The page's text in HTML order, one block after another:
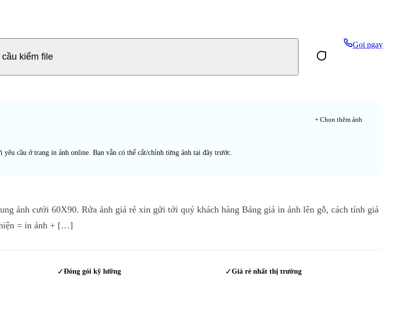
kiểm file
Gọi ngay
+ Chọn thêm ảnh
cầu ở trang in ảnh online. Bạn vẫn có thể cắt/chỉnh từng ảnh tại đây trước.
ảnh cưới 60X90. Rửa ảnh giá rẻ xin gửi tới quý khách hàng Bảng giá in ảnh lên gỗ, cách tính giá
= in ảnh + […]
✓Đóng gói kỹ lưỡng ✓Giá rẻ nhất thị trường